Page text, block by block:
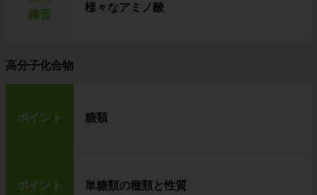
練習
様々なアミノ酸
高分子化合物
ポイント 糖類
ポイント 単糖類の種類と性質